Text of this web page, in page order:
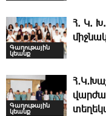
Գաղութային
կեանք
Հ. Կ.
Գաղութային
կեանք